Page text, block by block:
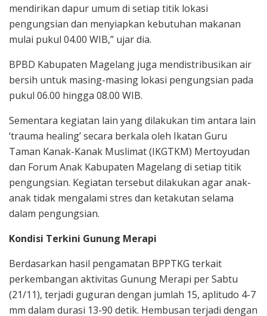
mendirikan dapur umum di setiap titik lokasi
pengungsian dan menyiapkan kebutuhan makanan
mulai pukul 04.00 WIB,” ujar dia.
BPBD Kabupaten Magelang juga mendistribusikan air
bersih untuk masing-masing lokasi pengungsian pada
pukul 06.00 hingga 08.00 WIB.
Sementara kegiatan lain yang dilakukan tim antara lain
‘trauma healing’ secara berkala oleh Ikatan Guru
Taman Kanak-Kanak Muslimat (IKGTKM) Mertoyudan
dan Forum Anak Kabupaten Magelang di setiap titik
pengungsian. Kegiatan tersebut dilakukan agar anak-
anak tidak mengalami stres dan ketakutan selama
dalam pengungsian.
Kondisi Terkini Gunung Merapi
Berdasarkan hasil pengamatan BPPTKG terkait
perkembangan aktivitas Gunung Merapi per Sabtu
(21/11), terjadi guguran dengan jumlah 15, aplitudo 4-7
mm dalam durasi 13-90 detik. Hembusan terjadi dengan